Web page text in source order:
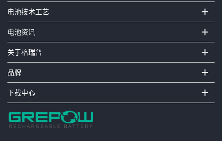
电池技术工艺 +
电池资讯 +
关于格瑞普 +
品牌 +
下载中心 +